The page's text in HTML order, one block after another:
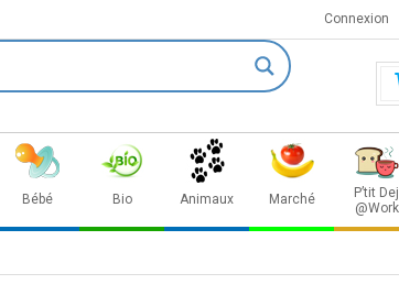
Connexion
Bébé Bio Animaux Marché
P’tit Dej
@Work